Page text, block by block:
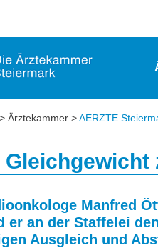
> Ärztekammer >AERZTE
Gleichgewicht
Manfred
er an der Staffelei den
Ausgleich und